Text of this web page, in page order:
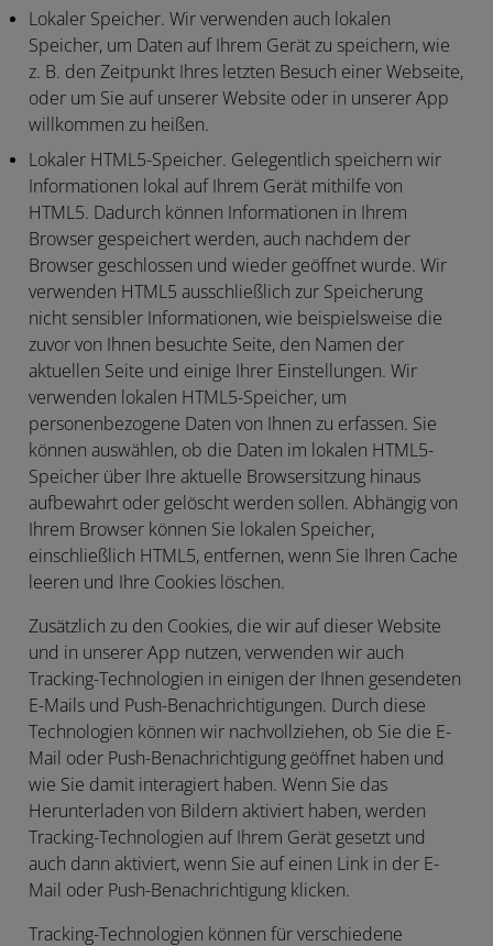
Lokaler Speicher. Wir verwenden auch lokalen
Speicher, um Daten auf Ihrem Gerät zu speichern, wie
z. B. den Zeitpunkt Ihres letzten Besuch einer Webseite,
oder um Sie auf unserer Website oder in unserer App
willkommen zu heißen.
Lokaler HTML5-Speicher. Gelegentlich speichern wir
Informationen lokal auf Ihrem Gerät mithilfe von
HTML5. Dadurch können Informationen in Ihrem
Browser gespeichert werden, auch nachdem der
Browser geschlossen und wieder geöffnet wurde. Wir
verwenden HTML5 ausschließlich zur Speicherung
nicht sensibler Informationen, wie beispielsweise die
zuvor von Ihnen besuchte Seite, den Namen der
aktuellen Seite und einige Ihrer Einstellungen. Wir
verwenden lokalen HTML5-Speicher, um
personenbezogene Daten von Ihnen zu erfassen. Sie
können auswählen, ob die Daten im lokalen HTML5-
Speicher über Ihre aktuelle Browsersitzung hinaus
aufbewahrt oder gelöscht werden sollen. Abhängig von
Ihrem Browser können Sie lokalen Speicher,
einschließlich HTML5, entfernen, wenn Sie Ihren Cache
leeren und Ihre Cookies löschen.
Zusätzlich zu den Cookies, die wir auf dieser Website
und in unserer App nutzen, verwenden wir auch
Tracking-Technologien in einigen der Ihnen gesendeten
E-Mails und Push-Benachrichtigungen. Durch diese
Technologien können wir nachvollziehen, ob Sie die E-
Mail oder Push-Benachrichtigung geöffnet haben und
wie Sie damit interagiert haben. Wenn Sie das
Herunterladen von Bildern aktiviert haben, werden
Tracking-Technologien auf Ihrem Gerät gesetzt und
auch dann aktiviert, wenn Sie auf einen Link in der E-
Mail oder Push-Benachrichtigung klicken.
Tracking-Technologien können für verschiedene